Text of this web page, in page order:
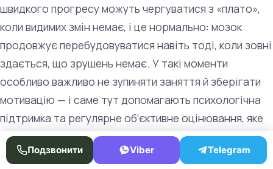
швидкого прогресу можуть чергуватися з «плато»,
коли видимих змін немає, і це нормально: мозок
продовжує перебудовуватися навіть тоді, коли зовні
здається, що зрушень немає. У такі моменти
особливо важливо не зупиняти заняття й зберігати
мотивацію — і саме тут допомагають психологічна
підтримка та регулярне об’єктивне оцінювання, яке
показує реальну, нехай і поступову, динаміку.
Подзвонити Viber Telegram